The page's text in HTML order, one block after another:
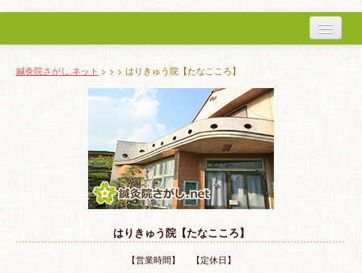
初めての方へ
よくある質問
ホームケア
特 集
お悩み解決！
鍼灸院さがし.ネット > > > はりきゅう院【たなこころ】
はりきゅう院【たなこころ】
【営業時間】 【定休日】